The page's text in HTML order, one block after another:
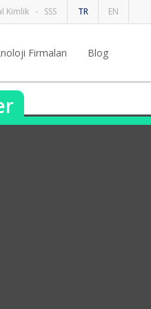
TR EN
Kimlik - SSS
Firmaları Blog